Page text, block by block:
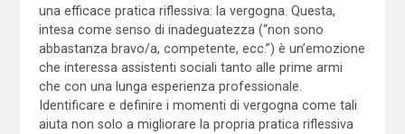
una efficace pratica riflessiva: la vergogna. Questa,
intesa come senso di inadeguatezza (“non sono
abbastanza bravo/a, competente, ecc.”) è un’emozione
che interessa assistenti sociali tanto alle prime armi
che con una lunga esperienza professionale.
Identificare e definire i momenti di vergogna come tali
aiuta non solo a migliorare la propria pratica riflessiva